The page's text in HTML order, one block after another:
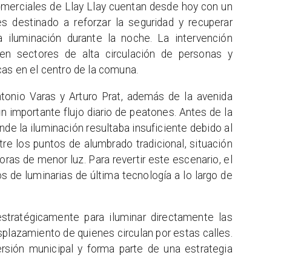
de Llay Llay cuentan desde hoy con un
destinado a reforzar la seguridad y recuperar
iluminación durante la noche. La intervención
sectores de alta circulación de personas y
en el centro de la comuna.
Varas y Arturo Prat, además de la avenida
importante flujo diario de peatones. Antes de la
la iluminación resultaba insuficiente debido al
los puntos de alumbrado tradicional, situación
de menor luz. Para revertir este escenario, el
de luminarias de última tecnología a lo largo de
para iluminar directamente las
de quienes circulan por estas calles.
municipal y forma parte de una estrategia